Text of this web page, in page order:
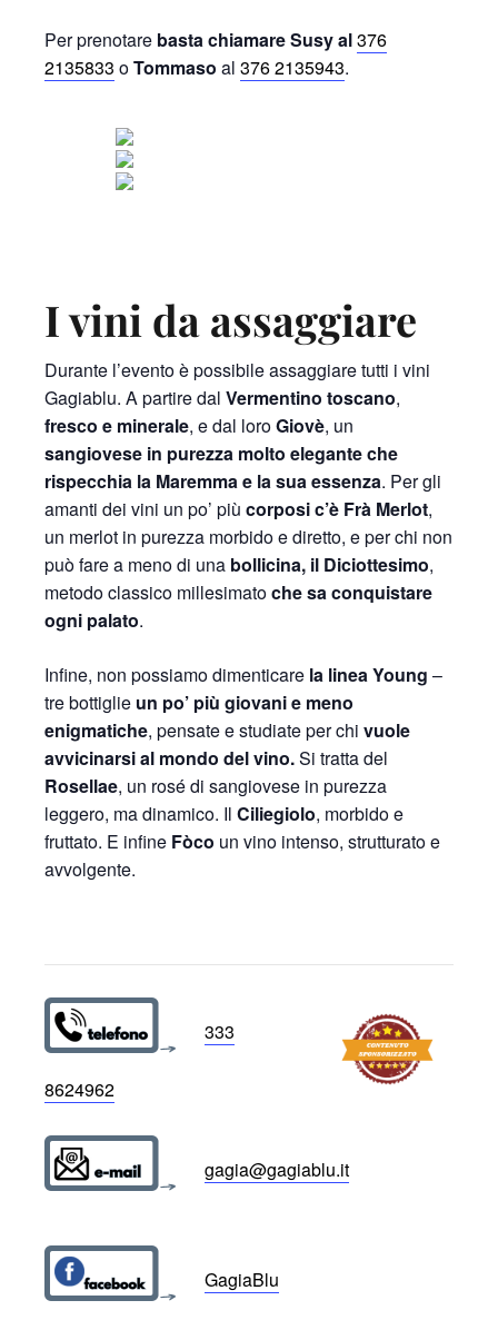
Per prenotare basta chiamare Susy al376
2135833 oTommaso al 376 2135943.
I vini da assaggiare
Durante l’evento è possibile assaggiare tutti i vini
Gagiablu. A partire dal Vermentino toscano,
fresco e minerale, e dal loroGiovè, un
sangiovese in purezza molto elegante che
rispecchia la Maremma e la sua essenza. Per gli
amanti dei vini un po’ più corposi c’è Frà Merlot,
un merlot in purezza morbido e diretto, e per chi non
può fare a meno di una bollicina, il Diciottesimo,
metodo classico millesimatoche sa conquistare
ogni palato.
Infine, non possiamo dimenticare la linea Young –
tre bottiglie un po’ più giovani e meno
enigmatiche, pensate e studiate per chi vuole
avvicinarsi al mondo del vino.Si tratta del
Rosellae, un rosé di sangiovese in purezza
leggero, ma dinamico. Il Ciliegiolo, morbido e
fruttato. E infine Fòco un vino intenso, strutturato e
avvolgente.
333
8624962
gagia@gagiablu.it
GagiaBlu